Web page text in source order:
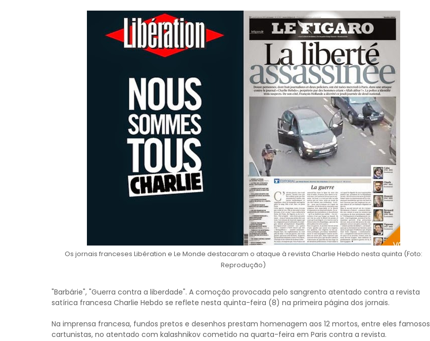
Os jornais franceses Libération e Le Monde destacaram o ataque à revista Charlie Hebdo nesta quinta (Foto:
Reprodução)
"Barbárie", "Guerra contra a liberdade". A comoção provocada pelo sangrento atentado contra a revista
satírica francesa Charlie Hebdo se reflete nesta quinta-feira (8) na primeira página dos jornais.
Na imprensa francesa, fundos pretos e desenhos prestam homenagem aos 12 mortos, entre eles famosos
cartunistas, no atentado com kalashnikov cometido na quarta-feira em Paris contra a revista.